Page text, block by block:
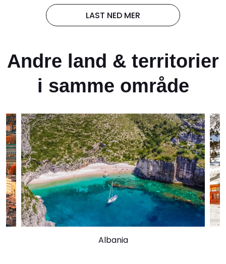
LAST NED MER
Andre land & territorier
i samme område
Albania